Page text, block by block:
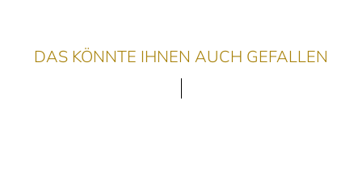
DAS KÖNNTE IHNEN AUCH GEFALLEN